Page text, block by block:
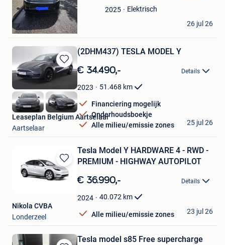
Favorieten
2025
Elektrisch
Katja
Herentals
26 jul 26
Bewaren
in
Favorieten
(2DHM437) TESLA MODEL Y
€ 34.490,- Details
2023 51.468 km
Financiering mogelijk
Onderhoudsboekje
Alle milieu/emissie zones
Leaseplan Belgium Aartselaar
Aartselaar
25 jul 26
Bewaren
in
Favorieten
Tesla Model Y HARDWARE 4 - RWD -
PREMIUM - HIGHWAY AUTOPILOT
€ 36.990,- Details
2024 40.072 km
Alle milieu/emissie zones
Nikola CVBA
Londerzeel
23 jul 26
Tesla model s85 Free supercharge